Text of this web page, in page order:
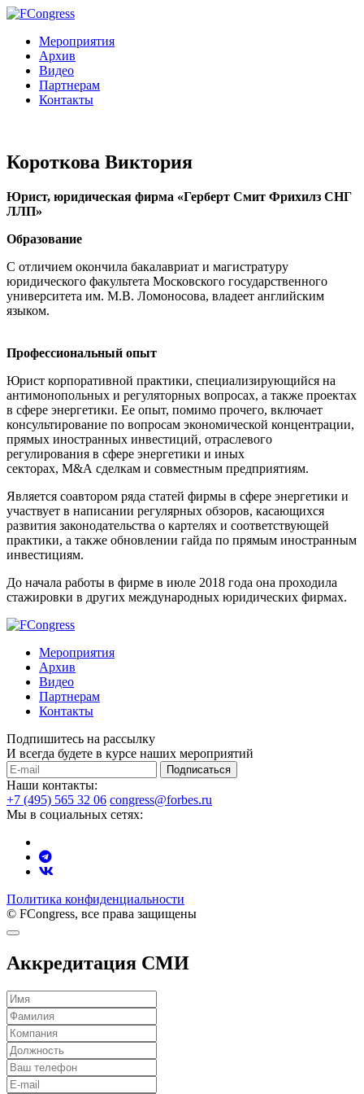
Мероприятия
Архив
Видео
Партнерам
Контакты
Короткова Виктория
Юрист, юридическая фирма «Герберт Смит Фрихилз СНГ
ЛЛП»
Образование
С отличием окончила бакалавриат и магистратуру
юридического факультета Московского государственного
университета им. М.В. Ломоносова, владеет английским
языком.
Профессиональный опыт
Юрист корпоративной практики, специализирующийся на
антимонопольных и регуляторных вопросах, а также проектах
в сфере энергетики. Ее опыт, помимо прочего, включает
консультирование по вопросам экономической концентрации,
прямых иностранных инвестиций, отраслевого
регулирования в сфере энергетики и иных
секторах, M&A сделкам и совместным предприятиям.
Является соавтором ряда статей фирмы в сфере энергетики и
участвует в написании регулярных обзоров, касающихся
развития законодательства о картелях и соответствующей
практики, а также обновлении гайда по прямым иностранным
инвестициям.
До начала работы в фирме в июле 2018 года она проходила
стажировки в других международных юридических фирмах.
Мероприятия
Архив
Видео
Партнерам
Контакты
Подпишитесь на рассылку
И всегда будете в курсе наших мероприятий
Подписаться
Наши контакты:
+7 (495) 565 32 06 congress@forbes.ru
Мы в социальных сетях:
Политика конфиденциальности
© FCongress, все права защищены
Аккредитация СМИ